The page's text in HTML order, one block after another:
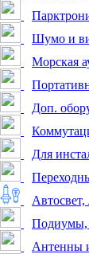
Шумо и
Морская
Доп.
Для
Подиумы,
Антенны